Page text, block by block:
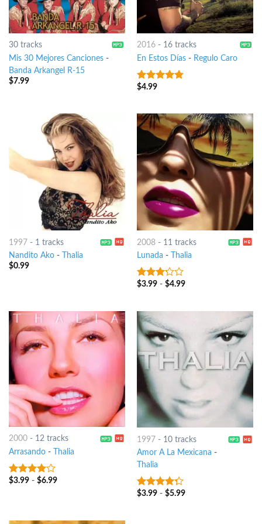
30 tracks
Mis 30 Mejores Canciones-
Banda Arkangel R-15
$7.99
2016- 16 tracks
En Estos Días- Regulo Caro
4.5out of
$4.99
1997- 1 tracks
Nandito Ako-
Thalia
$0.99
2008- 11 tracks
Lunada - Thalia
3out
$3.99- $4.99
2000- 12 tracks
Arrasando- Thalia
3.75out
$3.99- $6.99
1997 - 10 tracks
Amor A La Mexicana -
Thalia
4out of
$3.99- $5.99